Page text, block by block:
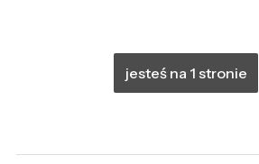
jesteś na 1 stronie